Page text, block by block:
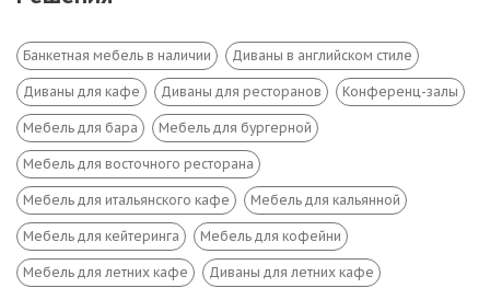
Банкетная мебель в наличии Диваны в английском стиле
Диваны для кафе Диваны для ресторанов Конференц-залы
Мебель для бара Мебель для бургерной
Мебель для восточного ресторана
Мебель для итальянского кафе Мебель для кальянной
Мебель для кейтеринга Мебель для кофейни
Мебель для летних кафе Диваны для летних кафе